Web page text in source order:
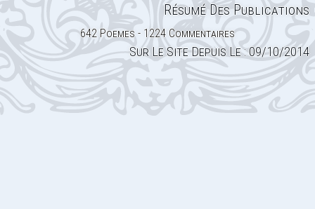
Résumé Des Publications
642 Poemes - 1224 Commentaires
Sur Le Site Depuis Le : 09/10/2014